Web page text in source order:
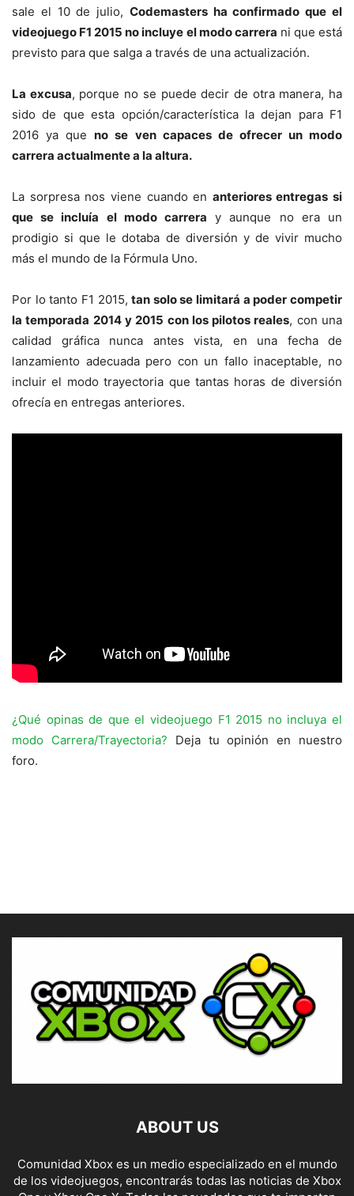
sale el 10 de julio, Codemasters ha confirmado que el
videojuego F1 2015 no incluye el modo carrera ni que está
previsto para que salga a través de una actualización.
La excusa, porque no se puede decir de otra manera, ha
sido de que esta opción/característica la dejan para F1
2016 ya queno se ven capaces de ofrecer un modo
carrera actualmente a la altura.
La sorpresa nos viene cuando en anteriores entregas si
que se incluía el modo carrera y aunque no era un
prodigio si que le dotaba de diversión y de vivir mucho
más el mundo de la Fórmula Uno.
Por lo tanto F1 2015,tan solo se limitará a poder competir
la temporada 2014 y 2015 con los pilotos reales, con una
calidad gráfica nunca antes vista, en una fecha de
lanzamiento adecuada pero con un fallo inaceptable, no
incluir el modo trayectoria que tantas horas de diversión
ofrecía en entregas anteriores.
¿Qué opinas de que el videojuego F1 2015 no incluya el
modo Carrera/Trayectoria? Deja tu opinión en nuestro
foro.
ABOUT US
Comunidad Xbox es un medio especializado en el mundo
de los videojuegos, encontrarás todas las noticias de Xbox